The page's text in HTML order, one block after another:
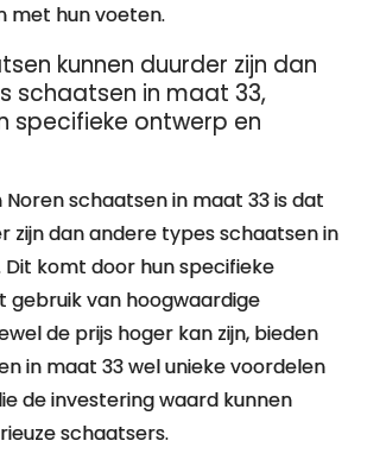
met hun voeten.
kunnen duurder zijn dan
schaatsen in maat 33,
specifieke ontwerp en
schaatsen in maat 33 is dat
zijn dan andere types schaatsen in
komt door hun specifieke
gebruik van hoogwaardige
de prijs hoger kan zijn, bieden
in maat 33 wel unieke voordelen
de investering waard kunnen
schaatsers.